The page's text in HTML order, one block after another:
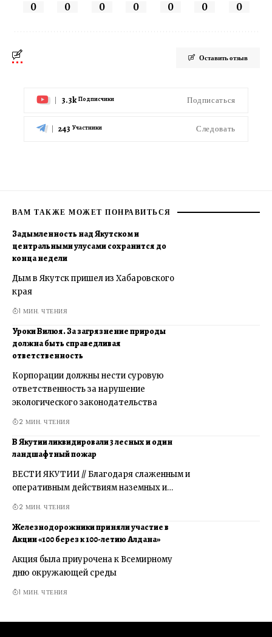
0 0 0 0 0 0 0
Оставить отзыв
3.3k Подписчики Подписаться
243 Участники Следовать
ВАМ ТАКЖЕ МОЖЕТ ПОНРАВИТЬСЯ
Задымленность над Якутском и
центральными улусами сохранится до
конца недели
Дым в Якутск пришел из Хабаровского
края
1 МИН. ЧТЕНИЯ
Уроки Вилюя. За загрязнение природы
должна быть справедливая
ответственность
Корпорации должны нести суровую
ответственность за нарушение
экологического законодательства
2 МИН. ЧТЕНИЯ
В Якутии ликвидировали 3 лесных и один
ландшафтный пожар
ВЕСТИ ЯКУТИИ // Благодаря слаженным и
оперативным действиям наземных и…
2 МИН. ЧТЕНИЯ
Железнодорожники приняли участие в
Акции «100 берез к 100-летию Алдана»
Акция была приурочена к Всемирному
дню окружающей среды
1 МИН. ЧТЕНИЯ